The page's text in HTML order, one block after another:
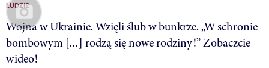
LUDZIE
Wojna w Ukrainie. Wzięli ślub w bunkrze. „W schronie
bombowym […] rodzą się nowe rodziny!” Zobaczcie
wideo!